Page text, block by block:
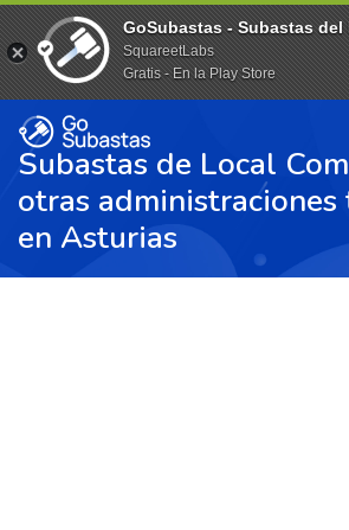
Subastas de Local
otras
en Asturias
GoSubastas - Subastas del
SquareetLabs
Gratis - En la Play Store